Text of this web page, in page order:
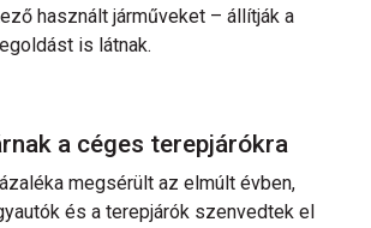
használt járműveket – állítják a
is látnak.
a céges terepjárókra
megsérült az elmúlt évben,
és a terepjárók szenvedtek el